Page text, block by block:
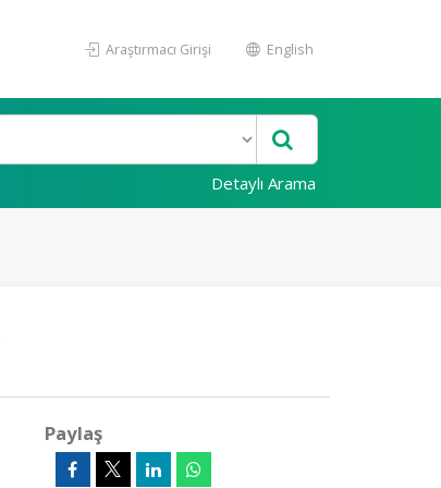
Araştırmacı Girişi English
Detaylı Arama
Paylaş